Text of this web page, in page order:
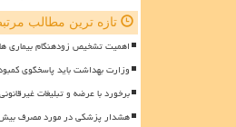
تازه ترین مطالب
اهمیت تشخیص زودهنگام بیماری
وزارت بهداشت باید پاسخگوی
برخورد با عرضه و تبلیغات
هشدار پزشکی در مورد مصرف بیش